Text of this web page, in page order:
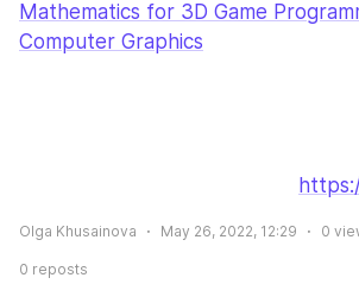
Mathematics for 3D Game
Computer Graphics
Olga Khusainova May 26, 2022, 12:29 0
0 reposts